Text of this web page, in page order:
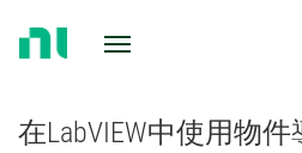
在LabVIEW中使用物件